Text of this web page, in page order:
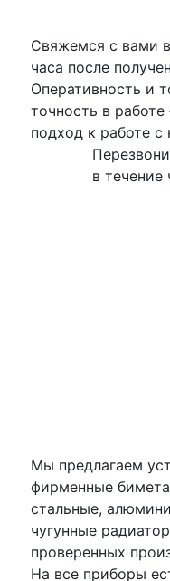
Свяжемся с вами
часа после
Оперативность и
точность в
подход к работе с
в течение
Мы предлагаем
фирменные
стальные,
чугунные
проверенных
На все приборы